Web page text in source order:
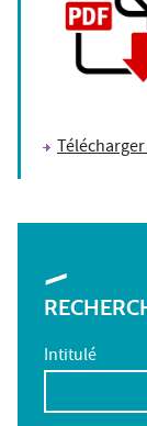
Intitulé